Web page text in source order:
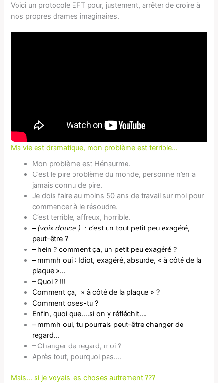
Voici un protocole EFT pour, justement, arrêter de croire à
nos propres drames imaginaires.
Ma vie est dramatique, mon problème est terrible…
Mon problème est Hénaurme.
C’est le pire problème du monde, personne n’en a
jamais connu de pire.
Je dois faire au moins 50 ans de travail sur moi pour
commencer à le résoudre.
C’est terrible, affreux, horrible.
– (voix douce ) : c’est un tout petit peu exagéré,
peut-être ?
– hein ? comment ça, un petit peu exagéré ?
– mmmh oui : Idiot, exagéré, absurde, « à côté de la
plaque »…
– Quoi ? !!!
Comment ça, » à côté de la plaque » ?
Comment oses-tu ?
Enfin, quoi que….si on y réfléchit….
– mmmh oui, tu pourrais peut-être changer de
regard…
– Changer de regard, moi ?
Après tout, pourquoi pas….
Mais… si je voyais les choses autrement ???